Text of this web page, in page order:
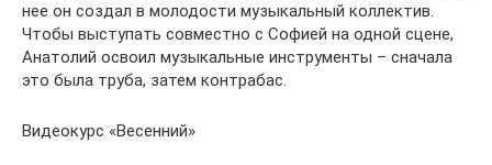
нее он создал в молодости музыкальный коллектив.
Чтобы выступать совместно с Софией на одной сцене,
Анатолий освоил музыкальные инструменты – сначала
это была труба, затем контрабас.
Видеокурс «Весенний»